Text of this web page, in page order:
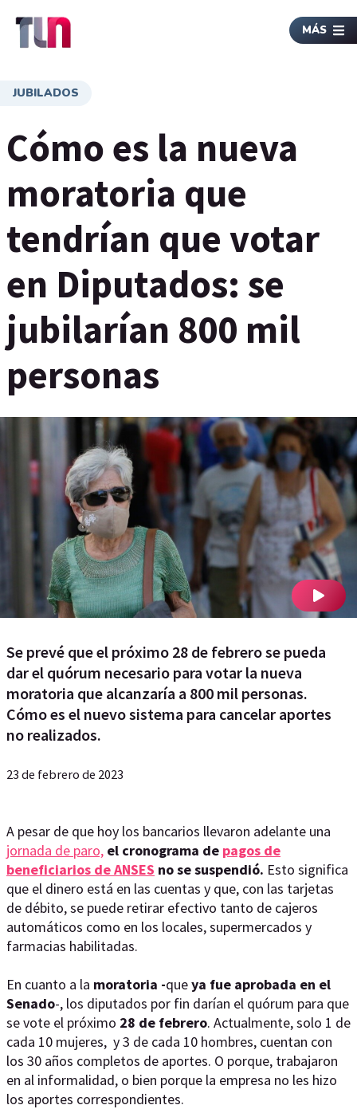
MÁS
JUBILADOS
Cómo es la nueva
moratoria que
tendrían que votar
en Diputados: se
jubilarían 800 mil
personas
Se prevé que el próximo 28 de febrero se pueda
dar el quórum necesario para votar la nueva
moratoria que alcanzaría a 800 mil personas.
Cómo es el nuevo sistema para cancelar aportes
no realizados.
23 de febrero de 2023
A pesar de que hoy los bancarios llevaron adelante una
jornada de paro, el cronograma de pagos de
beneficiarios de ANSES no se suspendió. Esto significa
que el dinero está en las cuentas y que, con las tarjetas
de débito, se puede retirar efectivo tanto de cajeros
automáticos como en los locales, supermercados y
farmacias habilitadas.
En cuanto a la moratoria -queya fue aprobada en el
Senado-, los diputados por fin darían el quórum para que
se vote el próximo 28 de febrero. Actualmente, solo 1 de
cada 10 mujeres, y 3 de cada 10 hombres, cuentan con
los 30 años completos de aportes. O porque, trabajaron
en al informalidad, o bien porque la empresa no les hizo
los aportes correspondientes.